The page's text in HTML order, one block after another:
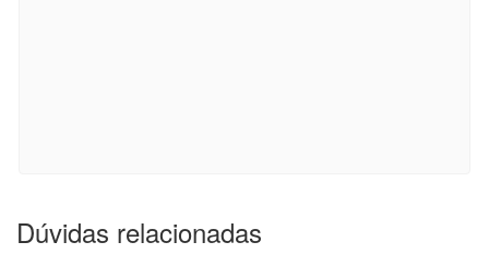
Dúvidas relacionadas